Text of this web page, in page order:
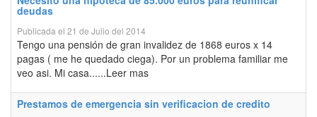
deudas
Publicada el 21 de Julio del 2014
Tengo una pensión de gran invalidez de 1868 euros x 14
pagas ( me he quedado ciega). Por un problema familiar me
veo asi. Mi casa......Leer mas
Prestamos de emergencia sin verificacion de credito